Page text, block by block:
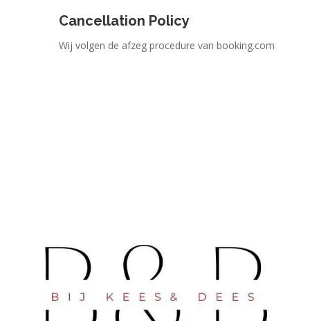
Cancellation Policy
Wij volgen de afzeg procedure van booking.com